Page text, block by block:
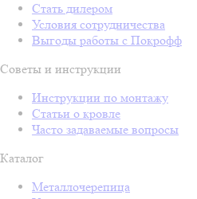
Стать дилером
Условия сотрудничества
Выгоды работы с Покрофф
Советы и инструкции
Инструкции по монтажу
Статьи о кровле
Часто задаваемые вопросы
Каталог
Металлочерепица